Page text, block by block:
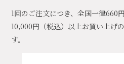
1回のご注文につき、全国一律660
10,000円（税込）以上お買い上げ
す。